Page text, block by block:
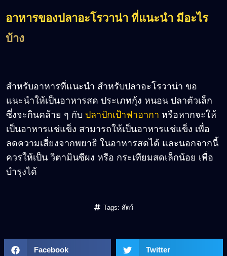
อาหารของปลาอะโรวาน่า ที่แนะนำ มีอะไร
บ้าง
สำหรับอาหารที่แนะนำ สำหรับปลาอะโรวาน่า ขอ
แนะนำให้เป็นอาหารสด ประเภทกุ้ง หนอน ปลาตัวเล็ก
ซึ่งจะกินคล้าย ๆ กับ ปลาปักเป้าฟาฮากา หรือหากจะให้
เป็นอาหารแช่แข็ง สามารถให้เป็นอาหารแช่แข็ง เพื่อ
ลดความเสี่ยงจากพยาธิ ในอาหารสดได้ และนอกจากนี้
ควรให้เป็น วิตามินซีผง หรือ กระเทียมสดเล็กน้อย เพื่อ
บำรุงได้
Tags: สัตว์
Facebook Twitter